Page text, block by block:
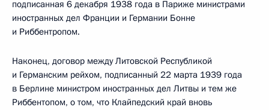
подписанная 6 декабря 1938 года в Париже министрами
иностранных дел Франции и Германии Бонне
и Риббентропом.
Наконец, договор между Литовской Республикой
и Германским рейхом, подписанный 22 марта 1939 года
в Берлине министром иностранных дел Литвы и тем же
Риббентопом, о том, что Клайпедский край вновь